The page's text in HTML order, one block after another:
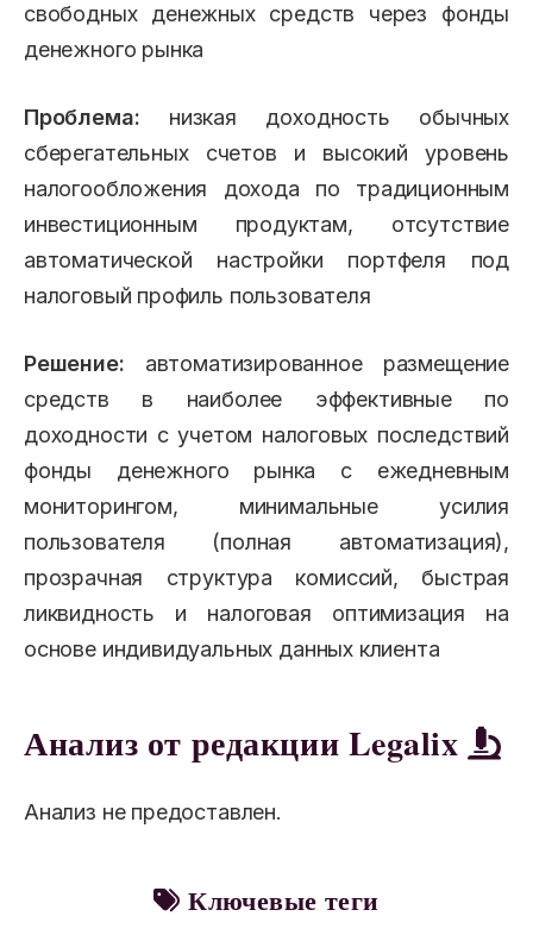
свободных денежных средств через фонды
денежного рынка
Проблема: низкая доходность обычных
сберегательных счетов и высокий уровень
налогообложения дохода по традиционным
инвестиционным продуктам, отсутствие
автоматической настройки портфеля под
налоговый профиль пользователя
Решение: автоматизированное размещение
средств в наиболее эффективные по
доходности с учетом налоговых последствий
фонды денежного рынка с ежедневным
мониторингом, минимальные усилия
пользователя (полная автоматизация),
прозрачная структура комиссий, быстрая
ликвидность и налоговая оптимизация на
основе индивидуальных данных клиента
Анализ от редакции Legalix
Анализ не предоставлен.
Ключевые теги